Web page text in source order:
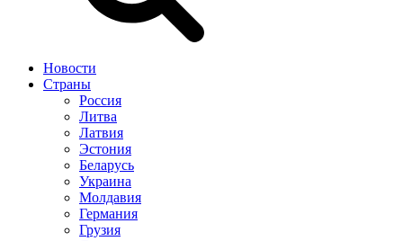
Новости
Страны
Россия
Литва
Латвия
Эстония
Беларусь
Украина
Молдавия
Германия
Грузия